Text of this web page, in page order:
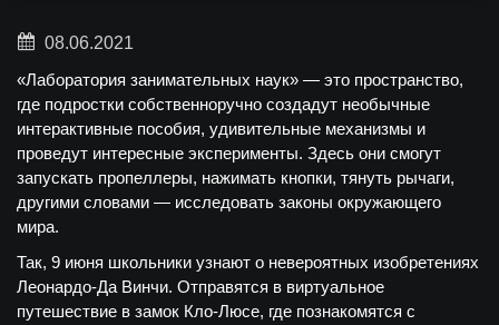
08.06.2021
«Лаборатория занимательных наук» — это пространство,
где подростки собственноручно создадут необычные
интерактивные пособия, удивительные механизмы и
проведут интересные эксперименты. Здесь они смогут
запускать пропеллеры, нажимать кнопки, тянуть рычаги,
другими словами — исследовать законы окружающего
мира.
Так, 9 июня школьники узнают о невероятных изобретениях
Леонардо-Да Винчи. Отправятся в виртуальное
путешествие в замок Кло-Люсе, где познакомятся с